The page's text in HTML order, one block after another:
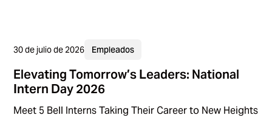
30 de julio de 2026 Empleados
Elevating Tomorrow’s Leaders: National
Intern Day 2026
Meet 5 Bell Interns Taking Their Career to New Heights